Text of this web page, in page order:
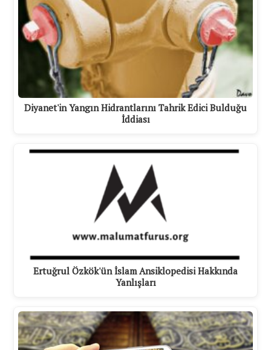
Diyanet'in Yangın Hidrantlarını Tahrik Edici Bulduğu
İddiası
Ertuğrul Özkök'ün İslam Ansiklopedisi Hakkında
Yanlışları